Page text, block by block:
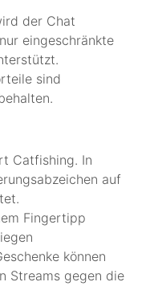
der Chat
eingeschränkte
sind
Catfishing. In
auf
Fingertipp
können
Streams gegen die